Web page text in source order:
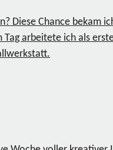
Chance bekam
arbeitete ich als